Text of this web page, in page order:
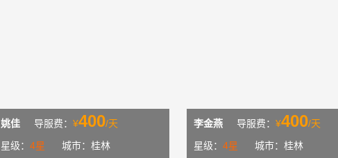
姚佳 导服费： ¥400/天
星级： 4星 城市：桂林
李金燕 导服费： ¥400/天
星级： 4星 城市：桂林